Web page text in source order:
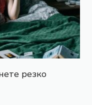
резко